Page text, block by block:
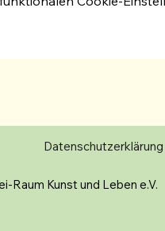
Datenschutzerklärung
Raum Kunst und Leben e.V.